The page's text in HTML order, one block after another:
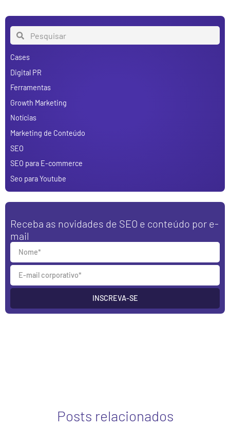
Cases
Digital PR
Ferramentas
Growth Marketing
Notícias
Marketing de Conteúdo
SEO
SEO para E-commerce
Seo para Youtube
Receba as novidades de SEO e conteúdo por e-
mail
INSCREVA-SE
Posts relacionados